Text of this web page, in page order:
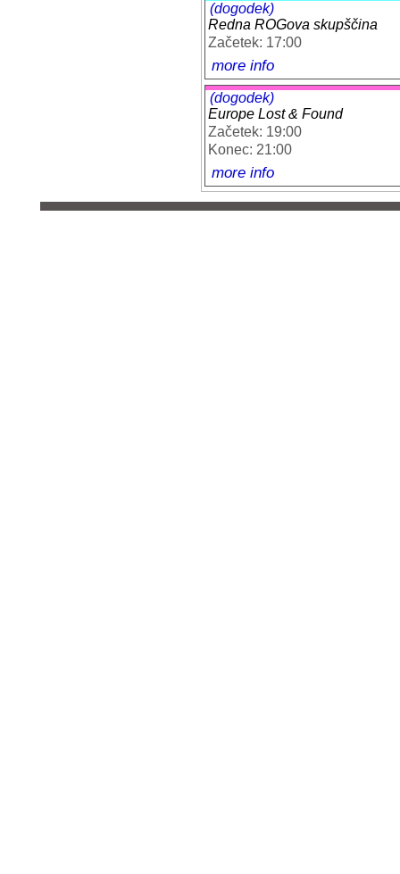
(dogodek)
Redna ROGova skupščina
Začetek: 17:00
more info
(dogodek)
Europe Lost & Found
Začetek: 19:00
Konec: 21:00
more info